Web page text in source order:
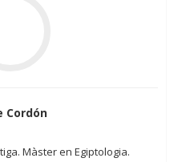
Cordón
Màster en Egiptologia.